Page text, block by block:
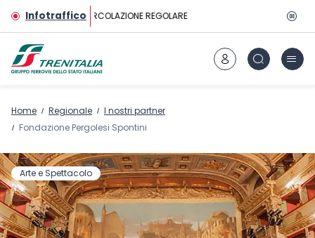
Vai al contenuto principale
InfotrafficoCIRCOLAZIONE REGOLARE
Home Regionale
I nostri partner
Fondazione Pergolesi Spontini
Arte e Spettacolo